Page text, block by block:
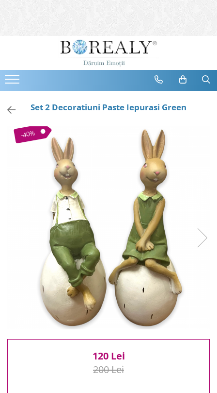
Bijuterii
Cercei
Bratari
Coliere
Brose
Tiare
Bijuterii Femei
Bijuterii Copii
Bijuterii Mirese
Cele mai noi
Cele mai vandute
Cele mai votate
0 Lei - 100 Lei
100 Lei - 200 Lei
200 Lei - 300 Lei
300 Lei - 500 Lei
Set 2 Decoratiuni Paste Iepurasi Green
-40%
120 Lei
200 Lei